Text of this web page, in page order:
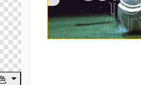
00:00/00:53